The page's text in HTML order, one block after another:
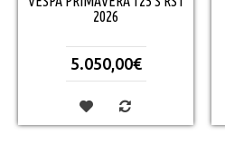
2026
5.050,00€